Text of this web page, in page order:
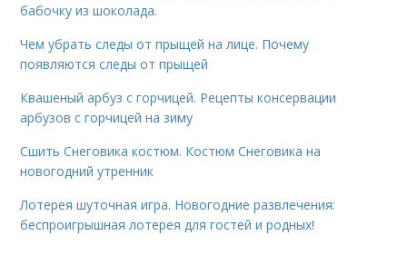
бабочку из шоколада.
Чем убрать следы от прыщей на лице. Почему
появляются следы от прыщей
Квашеный арбуз с горчицей. Рецепты консервации
арбузов с горчицей на зиму
Сшить Снеговика костюм. Костюм Снеговика на
новогодний утренник
Лотерея шуточная игра. Новогодние развлечения:
беспроигрышная лотерея для гостей и родных!